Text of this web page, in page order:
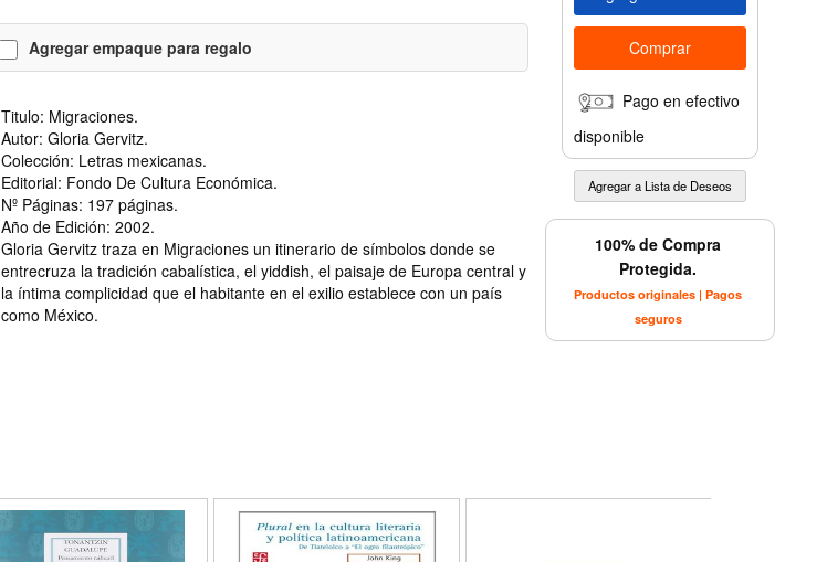
Agregar empaque para regalo
Titulo: Migraciones.
Autor: Gloria Gervitz.
Colección: Letras mexicanas.
Editorial: Fondo De Cultura Económica.
Nº Páginas: 197 páginas.
Año de Edición: 2002.
Gloria Gervitz traza en Migraciones un itinerario de símbolos donde se
entrecruza la tradición cabalística, el yiddish, el paisaje de Europa central y
la íntima complicidad que el habitante en el exilio establece con un país
como México.
Pago en efectivo
disponible
100% de Compra
Protegida.
Productos originales | Pagos
seguros